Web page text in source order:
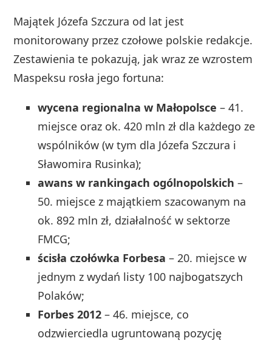
Majątek Józefa Szczura od lat jest
monitorowany przez czołowe polskie redakcje.
Zestawienia te pokazują, jak wraz ze wzrostem
Maspeksu rosła jego fortuna:
wycena regionalna w Małopolsce – 41.
miejsce oraz ok. 420 mln zł dla każdego ze
wspólników (w tym dla Józefa Szczura i
Sławomira Rusinka);
awans w rankingach ogólnopolskich –
50. miejsce z majątkiem szacowanym na
ok. 892 mln zł, działalność w sektorze
FMCG;
ścisła czołówka Forbesa – 20. miejsce w
jednym z wydań listy 100 najbogatszych
Polaków;
Forbes 2012 – 46. miejsce, co
odzwierciedla ugruntowaną pozycję